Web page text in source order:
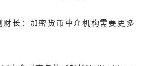
财长：加密货币中介机构需要更多